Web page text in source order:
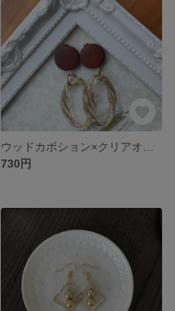
730円